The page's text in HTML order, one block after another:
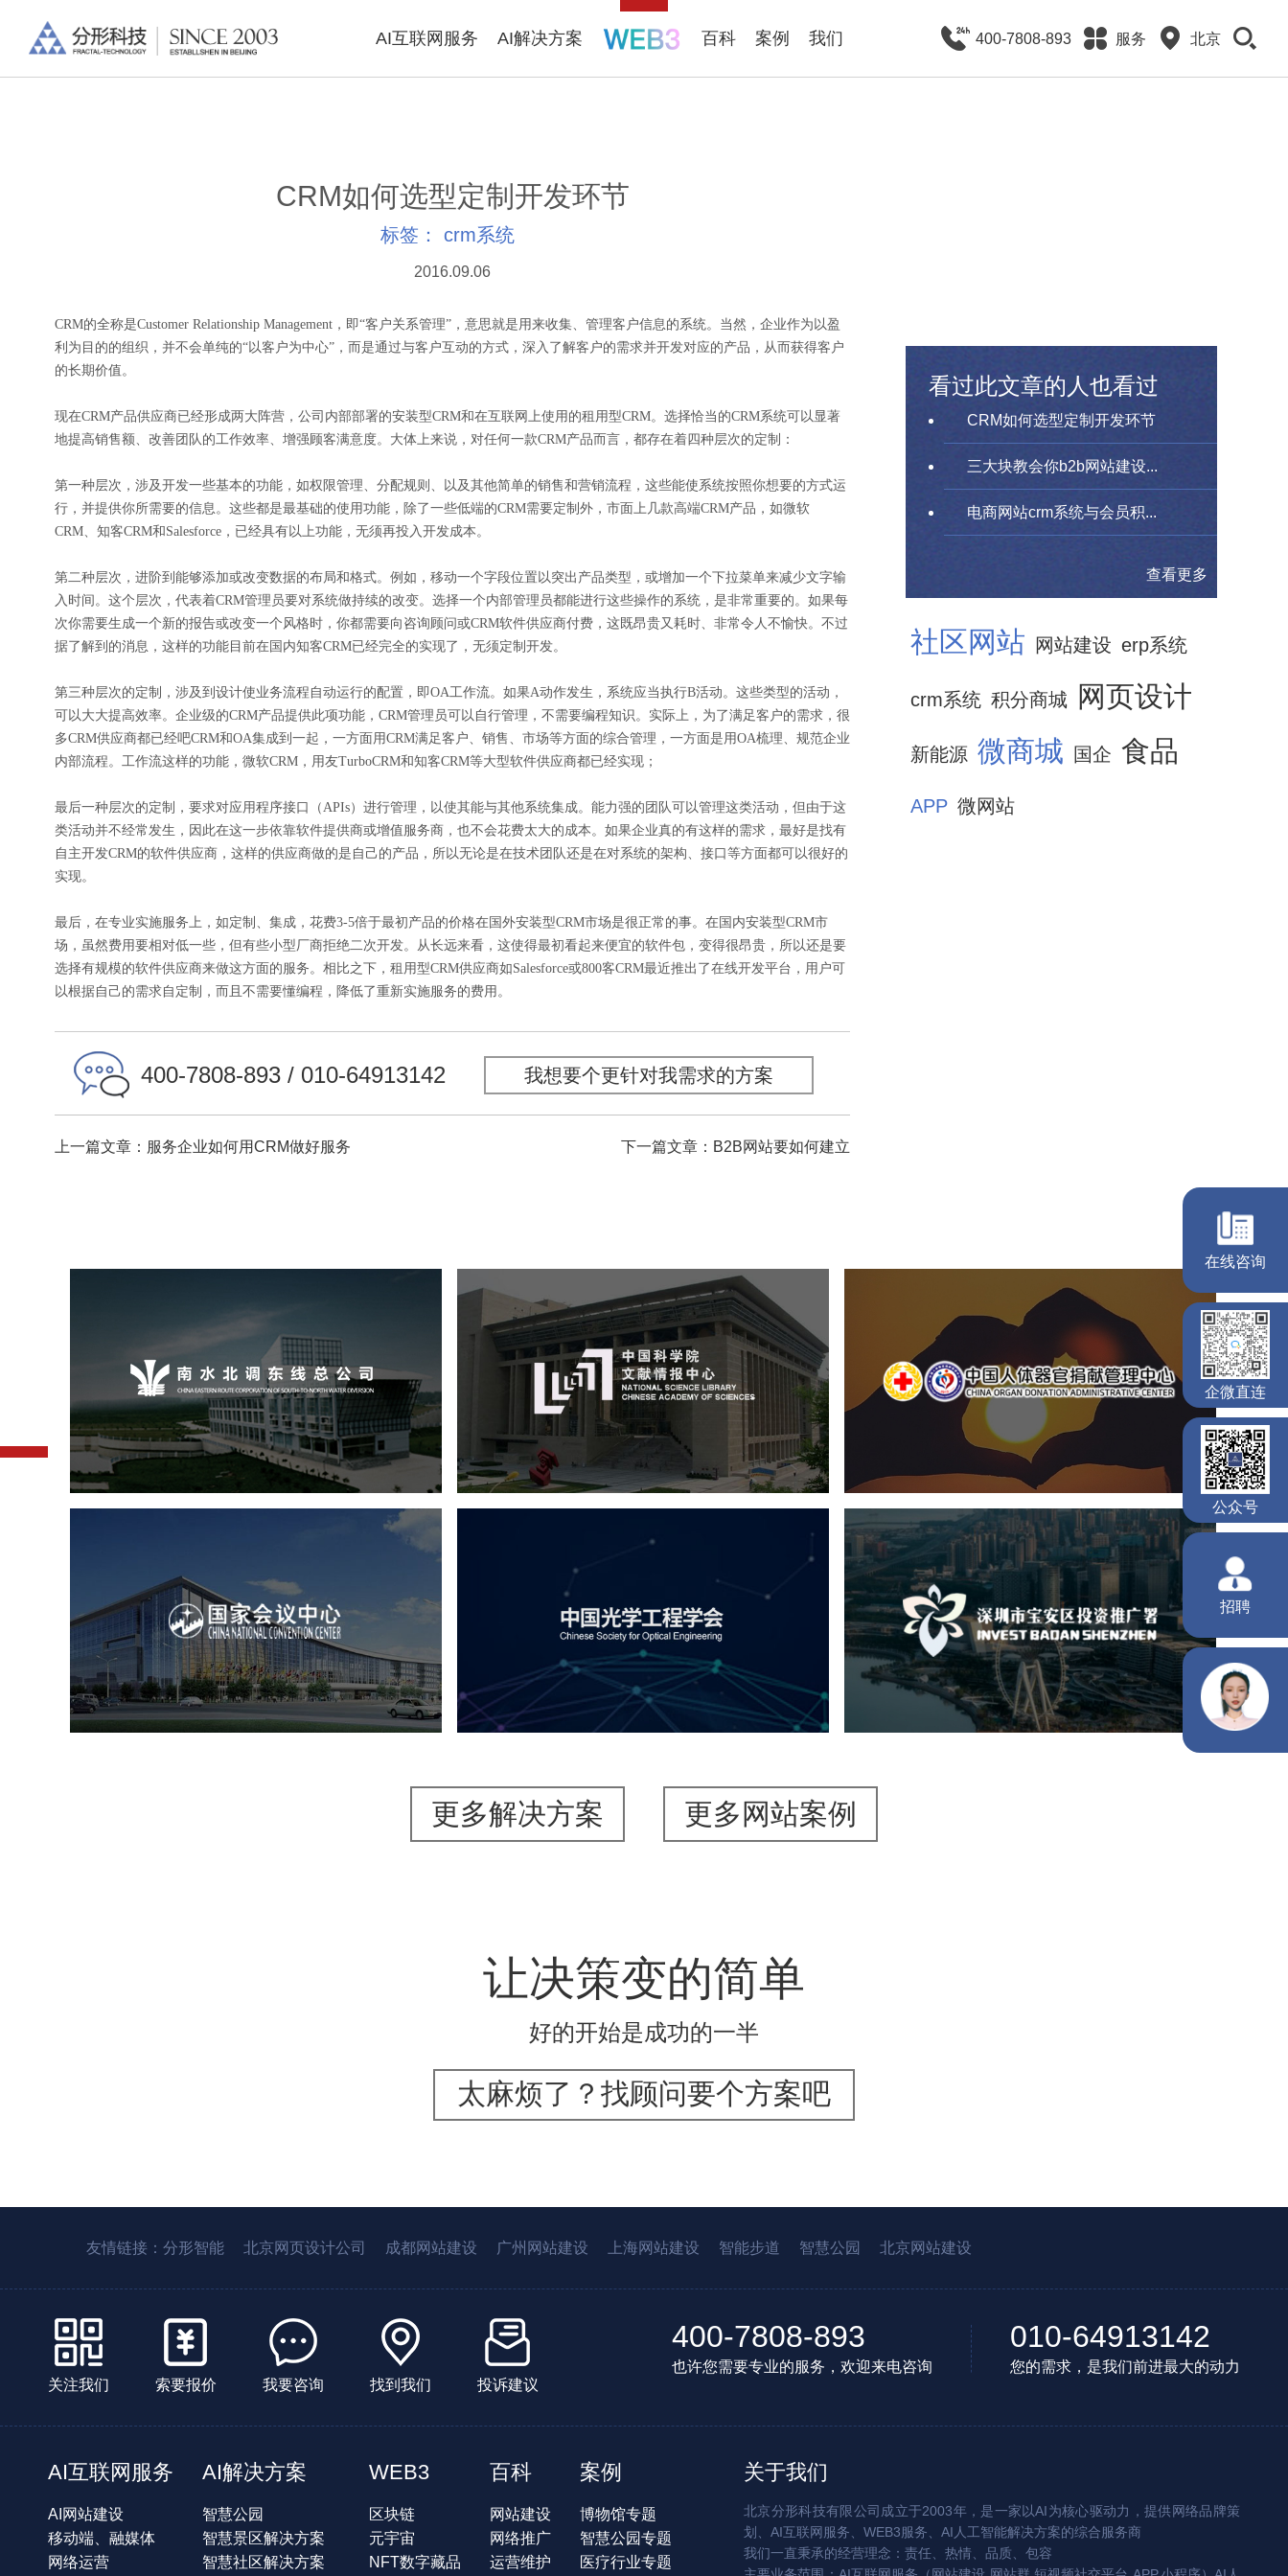
AI互联网服务 AI解决方案 百科 案例 我们 400-7808-893 服务 北京
CRM如何选型定制开发环节
标签： crm系统
2016.09.06
CRM的全称是Customer Relationship Management，即“客户关系管理”，意思就是用来收集、管理客户信息的系统。当然，企业作为以盈
利为目的的组织，并不会单纯的“以客户为中心”，而是通过与客户互动的方式，深入了解客户的需求并开发对应的产品，从而获得客户
的长期价值。
现在CRM产品供应商已经形成两大阵营，公司内部部署的安装型CRM和在互联网上使用的租用型CRM。选择恰当的CRM系统可以显著
地提高销售额、改善团队的工作效率、增强顾客满意度。大体上来说，对任何一款CRM产品而言，都存在着四种层次的定制：
第一种层次，涉及开发一些基本的功能，如权限管理、分配规则、以及其他简单的销售和营销流程，这些能使系统按照你想要的方式运
行，并提供你所需要的信息。这些都是最基础的使用功能，除了一些低端的CRM需要定制外，市面上几款高端CRM产品，如微软
CRM、知客CRM和Salesforce，已经具有以上功能，无须再投入开发成本。
第二种层次，进阶到能够添加或改变数据的布局和格式。例如，移动一个字段位置以突出产品类型，或增加一个下拉菜单来减少文字输
入时间。这个层次，代表着CRM管理员要对系统做持续的改变。选择一个内部管理员都能进行这些操作的系统，是非常重要的。如果每
次你需要生成一个新的报告或改变一个风格时，你都需要向咨询顾问或CRM软件供应商付费，这既昂贵又耗时、非常令人不愉快。不过
据了解到的消息，这样的功能目前在国内知客CRM已经完全的实现了，无须定制开发。
第三种层次的定制，涉及到设计使业务流程自动运行的配置，即OA工作流。如果A动作发生，系统应当执行B活动。这些类型的活动，
可以大大提高效率。企业级的CRM产品提供此项功能，CRM管理员可以自行管理，不需要编程知识。实际上，为了满足客户的需求，很
多CRM供应商都已经吧CRM和OA集成到一起，一方面用CRM满足客户、销售、市场等方面的综合管理，一方面是用OA梳理、规范企业
内部流程。工作流这样的功能，微软CRM，用友TurboCRM和知客CRM等大型软件供应商都已经实现；
最后一种层次的定制，要求对应用程序接口（APIs）进行管理，以使其能与其他系统集成。能力强的团队可以管理这类活动，但由于这
类活动并不经常发生，因此在这一步依靠软件提供商或增值服务商，也不会花费太大的成本。如果企业真的有这样的需求，最好是找有
自主开发CRM的软件供应商，这样的供应商做的是自己的产品，所以无论是在技术团队还是在对系统的架构、接口等方面都可以很好的
实现。
最后，在专业实施服务上，如定制、集成，花费3-5倍于最初产品的价格在国外安装型CRM市场是很正常的事。在国内安装型CRM市
场，虽然费用要相对低一些，但有些小型厂商拒绝二次开发。从长远来看，这使得最初看起来便宜的软件包，变得很昂贵，所以还是要
选择有规模的软件供应商来做这方面的服务。相比之下，租用型CRM供应商如Salesforce或800客CRM最近推出了在线开发平台，用户可
以根据自己的需求自定制，而且不需要懂编程，降低了重新实施服务的费用。
400-7808-893 / 010-64913142 我想要个更针对我需求的方案
上一篇文章：服务企业如何用CRM做好服务 下一篇文章：B2B网站要如何建立
看过此文章的人也看过
CRM如何选型定制开发环节
三大块教会你b2b网站建设...
电商网站crm系统与会员积...
查看更多
社区网站 网站建设 erp系统
crm系统 积分商城 网页设计
新能源 微商城 国企 食品
APP 微网站
南水北调东线总公司
机构组织 crm系统 系统开发 定制开发
中国科学院文献情报中心
机构组织 网站建设
虚拟展厅
博物馆展厅设计
数字博物馆建设
展厅空间设计
北京展厅设计
产品展厅设计
企业展厅设计
公司展厅设计
中国人体器官捐献管理中心
国企 品牌官网
网站设计
国家会议中心
服务行业 专业服务 网站建设 网站设计
中国光学工程学会
机构组织 国企 品牌官网
网站建设
网站设计
深圳市宝安区投资推广署
机构组织 国企 品牌官网
网站建设
网站设计
更多解决方案 更多网站案例
让决策变的简单
好的开始是成功的一半
太麻烦了？找顾问要个方案吧
友情链接： 分形智能 北京网页设计公司 成都网站建设 广州网站建设 上海网站建设 智能步道 智慧公园 北京网站建设
关注我们 索要报价 我要咨询 找到我们 投诉建议
400-7808-893
也许您需要专业的服务，欢迎来电咨询
010-64913142
您的需求，是我们前进最大的动力
AI互联网服务
AI网站建设
移动端、融媒体
网络运营
AI解决方案
智慧公园
智慧景区解决方案
智慧社区解决方案
WEB3
区块链
元宇宙
NFT数字藏品
百科
网站建设
网络推广
运营维护
案例
博物馆专题
智慧公园专题
医疗行业专题
关于我们
北京分形科技有限公司成立于2003年，是一家以AI为核心驱动力，提供网络品牌策
划、AI互联网服务、WEB3服务、AI人工智能解决方案的综合服务商
我们一直秉承的经营理念：责任、热情、品质、包容